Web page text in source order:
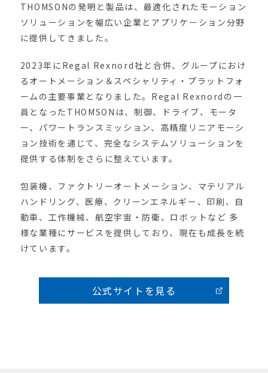
THOMSONの発明と製品は、最適化されたモーション
ソリューションを幅広い企業とアプリケーション分野
に提供してきました。
2023年にRegal Rexnord社と合併、グループにおけ
るオートメーション＆スペシャリティ・プラットフォ
ームの主要事業となりました。Regal Rexnordの一
員となったTHOMSONは、制御、ドライブ、モータ
ー、パワートランスミッション、高精度リニアモーシ
ョン技術を通じて、完全なシステムソリューションを
提供する体制をさらに整えています。
包装機、ファクトリーオートメーション、マテリアル
ハンドリング、医療、クリーンエネルギー、印刷、自
動車、工作機械、航空宇宙・防衛、ロボットなど 多
様な業種にサービスを提供しており、現在も成長を続
けています。
公式サイトを見る